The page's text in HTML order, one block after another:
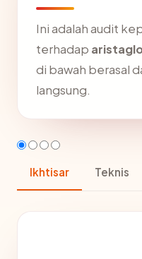
Ini adalah audit
terhadap
di bawah berasal
langsung.
Ikhtisar Teknis